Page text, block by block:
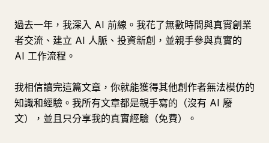
過去一年，我深入 AI 前線。我花了無數時間與真實創業
者交流、建立 AI 人脈、投資新創，並親手參與真實的
AI 工作流程。
我相信讀完這篇文章，你就能獲得其他創作者無法模仿的
知識和經驗。我所有文章都是親手寫的（沒有 AI 廢
文），並且只分享我的真實經驗（免費）。